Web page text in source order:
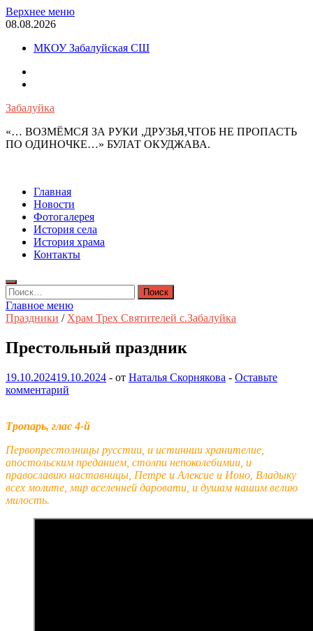
Перейти
к
Верхнее меню
08.08.2026
МКОУ Забалуйская СШ
Забалуйка
«… ВОЗМЁМСЯ ЗА РУКИ ,ДРУЗЬЯ,ЧТОБ НЕ ПРОПАСТЬ
ПО ОДИНОЧКЕ…» БУЛАТ ОКУДЖАВА.
Главная
Новости
Фотогалерея
История села
История храма
Контакты
Найти:
Главное меню
Праздники / Храм Трех Святителей с.Забалуйка
Престольный праздник
19.10.202419.10.2024 - от Наталья Скорнякова - Оставьте
комментарий
Тропарь, глас 4-й
Первопрестолницы русстии, и истиннии хранителие,
апостольским преданием, столпи непоколебимии, и
православию наставницы, Петре и Алексие и Ионо, Владыку
всех молите, мир вселенней даровати, и душам нашим велию
милость.